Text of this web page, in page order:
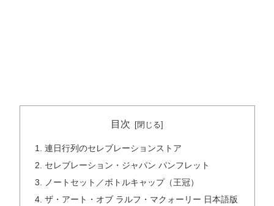
目次
連日行列のセレブレーションストア
セレブレーション・ジャパン パンフレット
ノートセット／ボトルキャップ（王冠）
ザ・アート・オブ ラルフ・マクォーリー 日本語版